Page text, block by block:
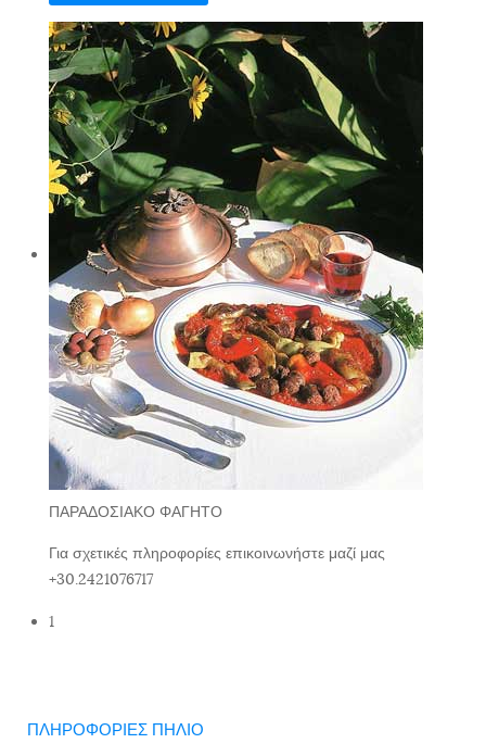
ΠΑΡΑΔΟΣΙΑΚΟ ΦΑΓΗΤΟ
Για σχετικές πληροφορίες επικοινωνήστε μαζί μας
+30.2421076717
1
ΠΛΗΡΟΦΟΡΙΕΣ ΠΗΛΙΟ